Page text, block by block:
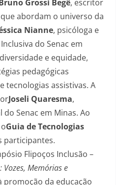
Grossi Begê, escritor
abordam o universo da
Nianne, psicóloga e
do Senac em
e equidade,
pedagógicas
tecnologias assistivas. A
Joseli Quaresma,
Senac em Minas. Ao
Guia de Tecnologias
participantes.
Flipoços Inclusão –
Vozes, Memórias e
promoção da educação